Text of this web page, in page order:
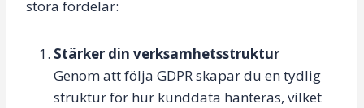
stora fördelar:
Stärker din verksamhetsstruktur
Genom att följa GDPR skapar du en tydlig
struktur för hur kunddata hanteras, vilket